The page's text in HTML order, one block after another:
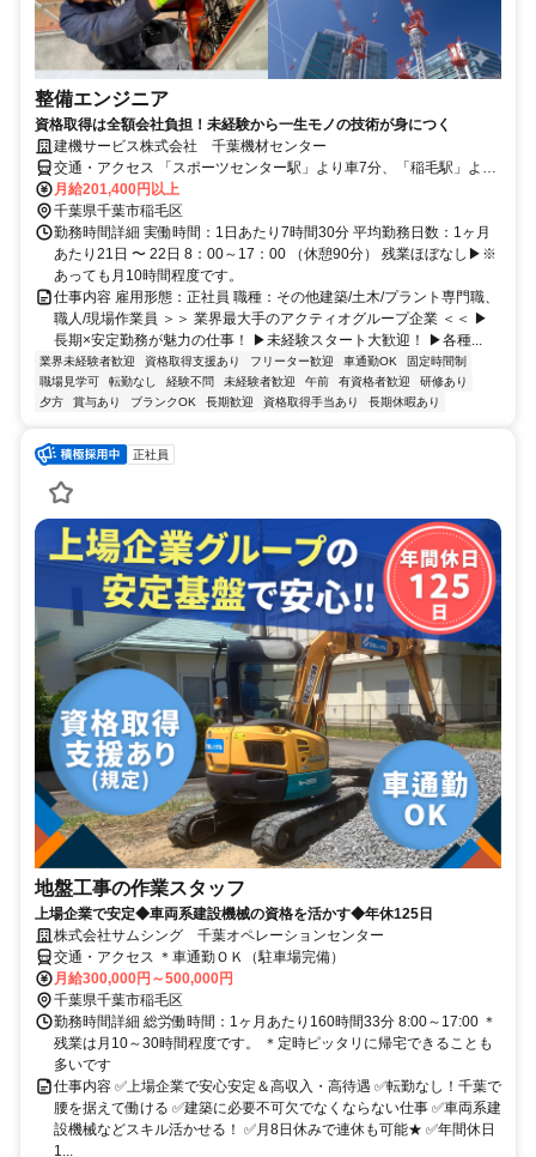
整備エンジニア
資格取得は全額会社負担！未経験から一生モノの技術が身につく
建機サービス株式会社 千葉機材センター
交通・アクセス 「スポーツセンター駅」より車7分、「稲毛駅」より
車18分 ★車通勤OK（千葉北ICより車3～5分）※駐車場あり
月給201,400円以上
千葉県千葉市稲毛区
勤務時間詳細 実働時間：1日あたり7時間30分 平均勤務日数：1ヶ月
あたり21日 〜 22日 8：00～17：00 （休憩90分） 残業ほぼなし▶※
あっても月10時間程度です。
仕事内容 雇用形態：正社員 職種：その他建築/土木/プラント専門職、
職人/現場作業員 ＞＞ 業界最大手のアクティオグループ企業 ＜＜ ▶
長期×安定勤務が魅力の仕事！ ▶未経験スタート大歓迎！ ▶各種...
業界未経験者歓迎 資格取得支援あり フリーター歓迎 車通勤OK
固定時間制
職場見学可
転勤なし 経験不問 未経験者歓迎 午前 有資格者歓迎
研修あり
夕方
賞与あり ブランクOK 長期歓迎 資格取得手当あり 長期休暇あり
正社員
地盤工事の作業スタッフ
上場企業で安定◆車両系建設機械の資格を活かす◆年休125日
株式会社サムシング 千葉オペレーションセンター
交通・アクセス ＊車通勤ＯＫ（駐車場完備）
月給300,000円～500,000円
千葉県千葉市稲毛区
勤務時間詳細 総労働時間：1ヶ月あたり160時間33分 8:00～17:00 ＊
残業は月10～30時間程度です。 ＊定時ピッタリに帰宅できることも
多いです
仕事内容 ✅上場企業で安心安定＆高収入・高待遇 ✅転勤なし！千葉で
腰を据えて働ける ✅建築に必要不可欠でなくならない仕事 ✅車両系建
設機械などスキル活かせる！ ✅月8日休みで連休も可能★ ✅年間休日
1...